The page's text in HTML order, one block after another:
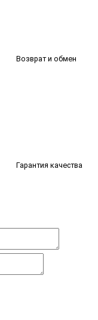
Возврат и обмен
Гарантия качества